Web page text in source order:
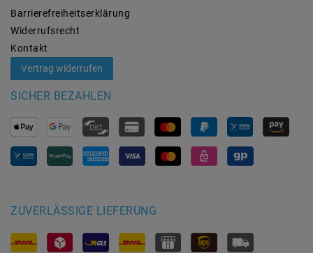
Barrierefreiheitserklärung
Widerrufs­recht
Kontakt
Vertrag widerrufen
SICHER BEZAHLEN
ZUVERLÄSSIGE LIEFERUNG